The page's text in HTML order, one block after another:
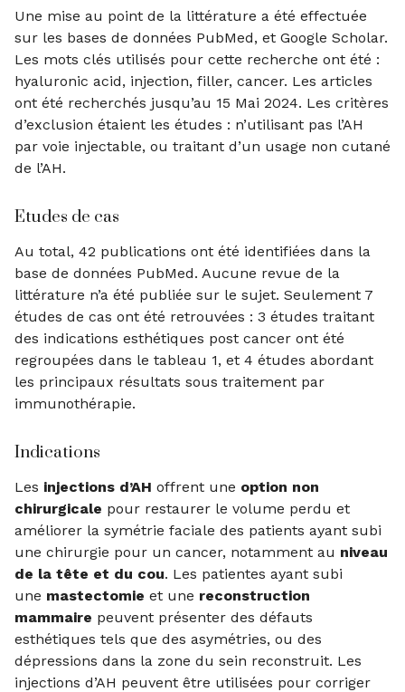
Une mise au point de la littérature a été effectuée
sur les bases de données PubMed, et Google Scholar.
Les mots clés utilisés pour cette recherche ont été :
hyaluronic acid, injection, filler, cancer. Les articles
ont été recherchés jusqu’au 15 Mai 2024. Les critères
d’exclusion étaient les études : n’utilisant pas l’AH
par voie injectable, ou traitant d’un usage non cutané
de l’AH.
Etudes de cas
Au total, 42 publications ont été identifiées dans la
base de données PubMed. Aucune revue de la
littérature n’a été publiée sur le sujet. Seulement 7
études de cas ont été retrouvées : 3 études traitant
des indications esthétiques post cancer ont été
regroupées dans le tableau 1, et 4 études abordant
les principaux résultats sous traitement par
immunothérapie.
Indications
Les injections d’AH offrent une option non
chirurgicale pour restaurer le volume perdu et
améliorer la symétrie faciale des patients ayant subi
une chirurgie pour un cancer, notamment au niveau
de la tête et du cou. Les patientes ayant subi
une mastectomie et une reconstruction
mammaire peuvent présenter des défauts
esthétiques tels que des asymétries, ou des
dépressions dans la zone du sein reconstruit. Les
injections d’AH peuvent être utilisées pour corriger